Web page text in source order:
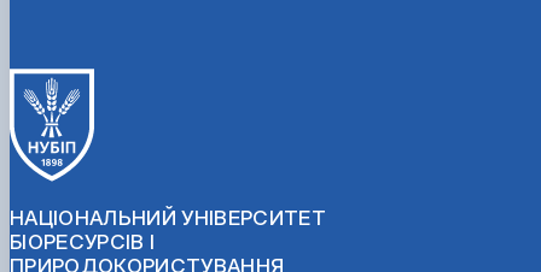
НАЦІОНАЛЬНИЙ УНІВЕРСИТЕТ
БІОРЕСУРСІВ І
ПРИРОДОКОРИСТУВАННЯ